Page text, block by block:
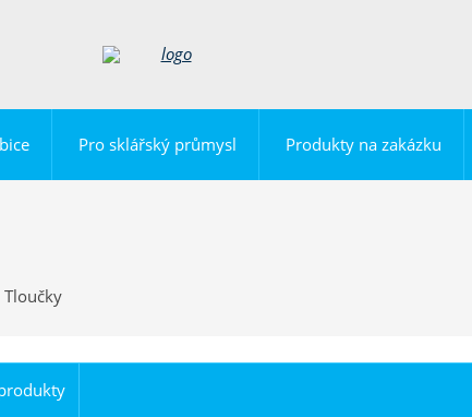
Pro sklářský průmysl Produkty na zakázku
Tloučky